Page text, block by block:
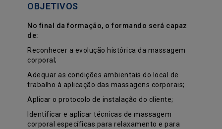
OBJETIVOS
No final da formação, o formando será capaz
de:
Reconhecer a evolução histórica da massagem
corporal;
Adequar as condições ambientais do local de
trabalho à aplicação das massagens corporais;
Aplicar o protocolo de instalação do cliente;
Identificar e aplicar técnicas de massagem
corporal específicas para relaxamento e para